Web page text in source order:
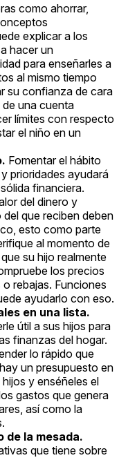
como ahorrar,
explicar a los
hacer un
para enseñarles a
al mismo tiempo
su confianza de cara
una cuenta
límites con respecto
el niño en un
Fomentar el hábito
prioridades ayudará
financiera.
del dinero y
que reciben deben
esto como parte
al momento de
su hijo realmente
los precios
rebajas. Funciones
ayudarlo con eso.
en una lista.
útil a sus hijos para
finanzas del hogar.
lo rápido que
un presupuesto en
y enséñeles el
gastos que genera
así como la
de la mesada.
que tiene sobre